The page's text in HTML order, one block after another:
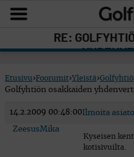
RE:
Etusivu›Foorumit›Yleistä›
Golfyhtiön osakkaiden
14.2.2009 00:48:00Ilmoita
ZeesusMika
Kyseisen
kotisivuilta.